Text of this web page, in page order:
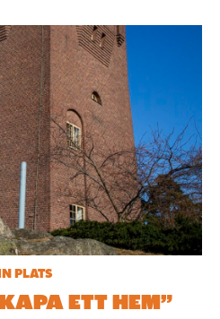
PLATS
ETT HEM”